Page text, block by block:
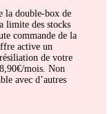
la double-box de
limite des stocks
commande de la
active un
de votre
mois. Non
avec d’autres